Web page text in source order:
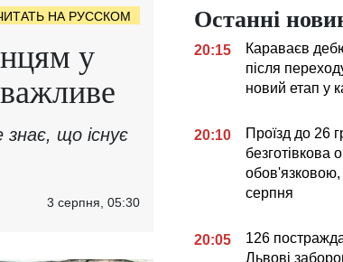
НА РУССКОМ
у
що існує
3 серпня, 05:30
Останні
20:15
Караваєв
після
новий етап у
20:10
Проїзд до 26
безготівкова
обов'язковою,
серпня
20:05
126
Львові